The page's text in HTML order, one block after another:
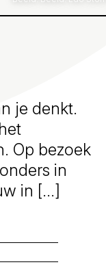
je denkt.
Op bezoek
in
in […]